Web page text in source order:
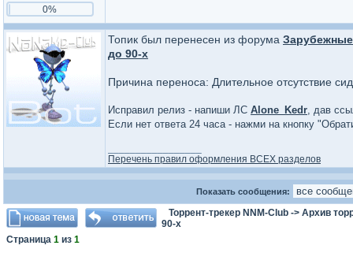
0%
Топик был перенесен из форума
до 90-х
Причина переноса: Длительное отсутствие
Исправил релиз - напиши ЛС Alone_Kedr, дав
Если нет ответа 24 часа - нажми на кнопку
Перечень правил оформления ВСЕХ разделов
Показать сообщения:
Торрент-трекер NNM-Club -> Архив
90-х
Страница 1 из 1